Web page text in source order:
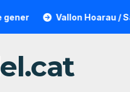
Vallon Hoarau /